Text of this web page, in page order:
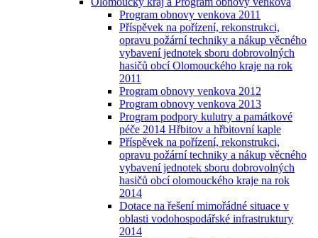
Program obnovy venkova 2011
Příspěvek na pořízení, rekonstrukci,
opravu požární techniky a nákup věcného
vybavení jednotek sboru dobrovolných
hasičů obcí Olomouckého kraje na rok
2011
Program obnovy venkova 2012
Program obnovy venkova 2013
Program podpory kulutry a památkové
péče 2014 Hřbitov a hřbitovní kaple
Příspěvek na pořízení, rekonstrukci,
opravu požární techniky a nákup věcného
vybavení jednotek sboru dobrovolných
hasičů obcí olomouckého kraje na rok
2014
Dotace na řešení mimořádné situace v
oblasti vodohospodářské infrastruktury
2014